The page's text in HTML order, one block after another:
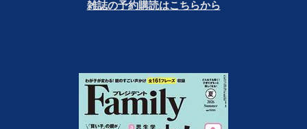
雑誌の予約購読はこちらから